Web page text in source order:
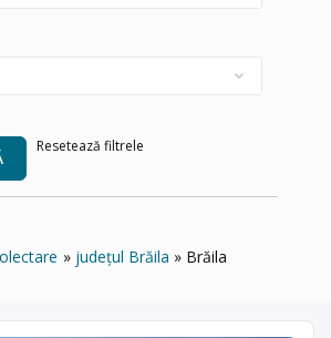
Resetează filtrele
județul Brăila Brăila